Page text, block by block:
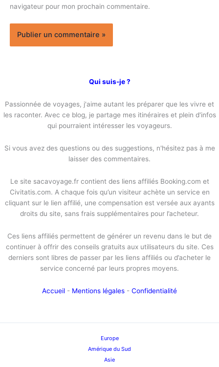
navigateur pour mon prochain commentaire.
Qui suis-je ?
Passionnée de voyages, j'aime autant les préparer que les vivre et
les raconter. Avec ce blog, je partage mes itinéraires et plein d'infos
qui pourraient intéresser les voyageurs.
Si vous avez des questions ou des suggestions, n'hésitez pas à me
laisser des commentaires.
Le site sacavoyage.fr contient des liens affiliés Booking.com et
Civitatis.com. A chaque fois qu’un visiteur achète un service en
cliquant sur le lien affilié, une compensation est versée aux ayants
droits du site, sans frais supplémentaires pour l’acheteur.
Ces liens affiliés permettent de générer un revenu dans le but de
continuer à offrir des conseils gratuits aux utilisateurs du site. Ces
derniers sont libres de passer par les liens affiliés ou d’acheter le
service concerné par leurs propres moyens.
Accueil - Mentions légales - Confidentialité
Europe
Amérique du Sud
Asie